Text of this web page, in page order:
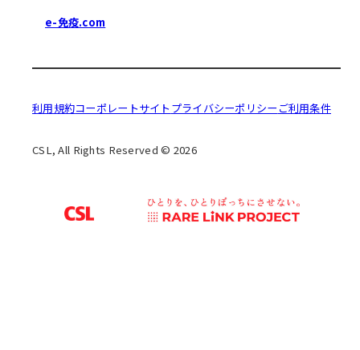
e-免疫.com
利用規約コーポレートサイト プライバシーポリシー ご利用条件
CSL, All Rights Reserved © 2026